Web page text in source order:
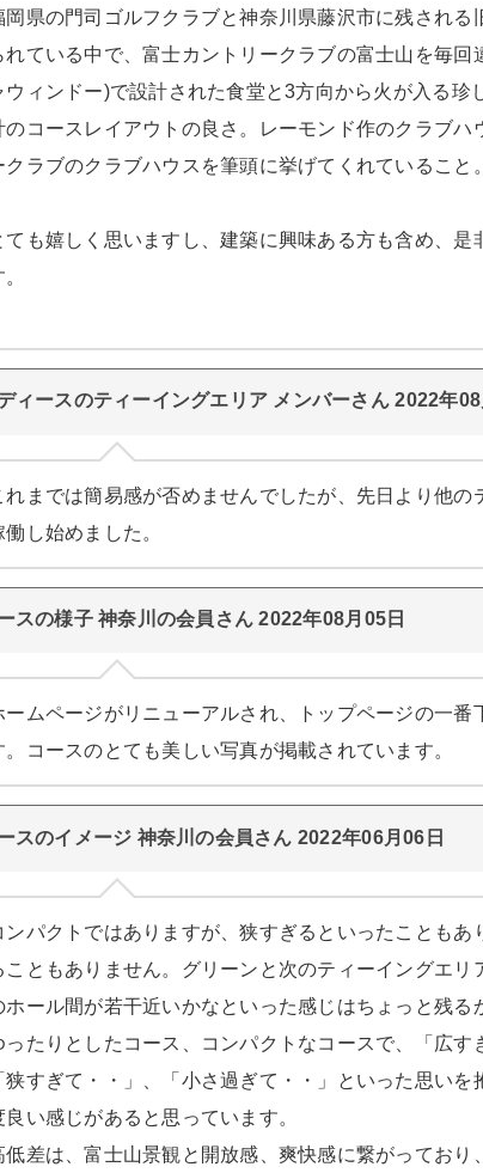
岡県の門司ゴルフクラブと神奈川県藤沢市に残される
れている中で、富士カントリークラブの富士山を毎回
ウィンドー)で設計された食堂と3方向から火が入る珍
のコースレイアウトの良さ。レーモンド作のクラブハ
クラブのクラブハウスを筆頭に挙げてくれていること。
ても嬉しく思いますし、建築に興味ある方も含め、是
ィースのティーイングエリア メンバーさん 2022年08
れまでは簡易感が否めませんでしたが、先日より他の
働し始めました。
スの様子 神奈川の会員さん 2022年08月05日
ームページがリニューアルされ、トップページの一
。コースのとても美しい写真が掲載されています。
スのイメージ 神奈川の会員さん 2022年06月06日
ンパクトではありますが、狭すぎるといったこともあ
こともありません。グリーンと次のティーイングエリ
ホール間が若干近いかなといった感じはちょっと残る
ったりとしたコース、コンパクトなコースで、「広す
狭すぎて・・」、「小さ過ぎて・・」といった思いを
良い感じがあると思っています。
低差は、富士山景観と開放感、爽快感に繋がっており